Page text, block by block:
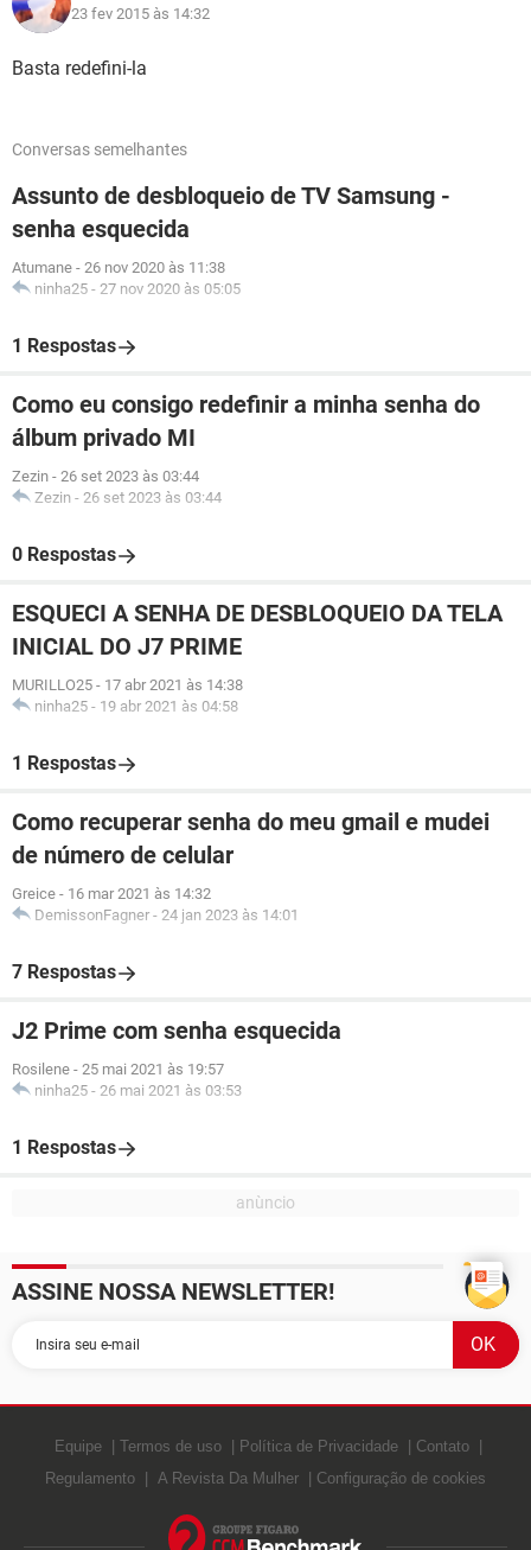
23 fev 2015 às 14:32
Basta redefini-la
Conversas semelhantes
Assunto de desbloqueio de TV Samsung -
senha esquecida
Atumane - 26 nov 2020 às 11:38
ninha25 - 27 nov 2020 às 05:05
1 Respostas
Como eu consigo redefinir a minha senha do
álbum privado MI
Zezin - 26 set 2023 às 03:44
Zezin - 26 set 2023 às 03:44
0 Respostas
ESQUECI A SENHA DE DESBLOQUEIO DA TELA
INICIAL DO J7 PRIME
MURILLO25 - 17 abr 2021 às 14:38
ninha25 - 19 abr 2021 às 04:58
1 Respostas
Como recuperar senha do meu gmail e mudei
de número de celular
Greice - 16 mar 2021 às 14:32
DemissonFagner - 24 jan 2023 às 14:01
7 Respostas
J2 Prime com senha esquecida
Rosilene - 25 mai 2021 às 19:57
ninha25 - 26 mai 2021 às 03:53
1 Respostas
ASSINE NOSSA NEWSLETTER!
Equipe Termos de uso Política de Privacidade
Contato
Regulamento
A Revista Da Mulher Configuração de cookies